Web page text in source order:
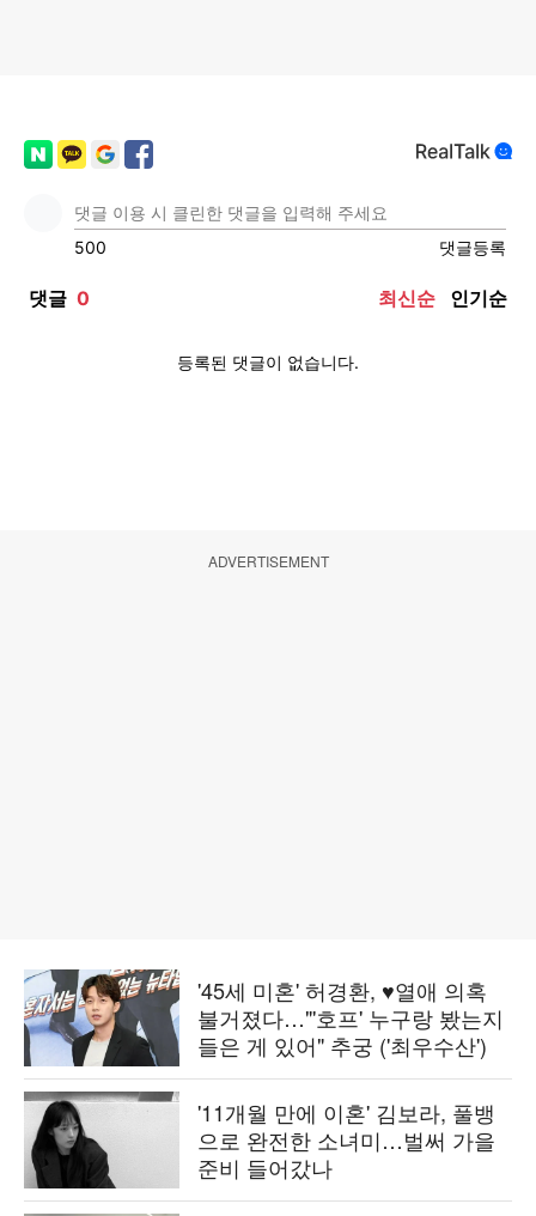
ADVERTISEMENT
'45세 미혼' 허경환, ♥열애 의혹
불거졌다…"'호프' 누구랑 봤는지
들은 게 있어" 추궁 ('최우수산')
'11개월 만에 이혼' 김보라, 풀뱅
으로 완전한 소녀미…벌써 가을
준비 들어갔나